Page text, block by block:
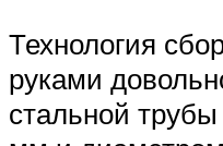
Технология
руками
стальной